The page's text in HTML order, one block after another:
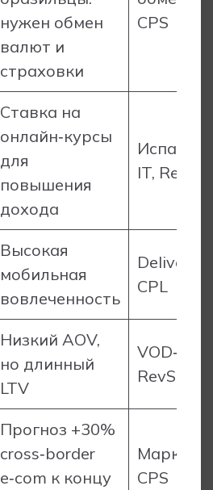
нужен обмен
валют и
страховки
CPS
Ставка на
онлайн‑курсы
для
повышения
дохода
IT,
Высокая
мобильная
вовлеченность
CPL
Низкий AOV,
но длинный
LTV
RevShare
Прогноз +30%
cross‑border
e‑com к концу
CPS